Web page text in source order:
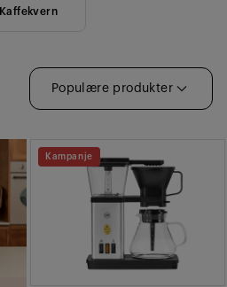
Kaffekvern
Populære produkter
Kampanje